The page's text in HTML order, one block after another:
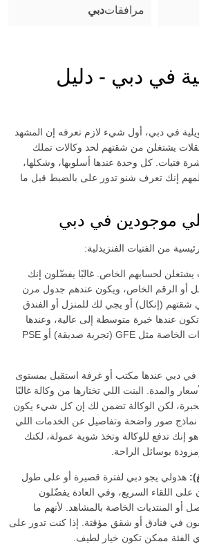
في دبي - دليل
في دبي، أول شيء لازم تعرفه إن المشهد
يشتغلن من شقتهم لحد وكالات تملك
فتيات. كل وحدة عندها أسلوبها، وشكلها،
إنك تعرف شنو تدور على بالضبط قبل ما
موجودين في دبي
من الفتيات الفنزيدلية:
يشتغلن لحسابهم الخاص. غالبًا يفضّلون إنك
أو الرقم الخاص، ويكون عندهم جدول مرن
شقتهم (إنكال) أو يجي لك للمنزل أو الفندق
عندها خبرة متوسطة إلى عالية، وعندها
مرونة أكبر بخصوص الطلبات الخاصة مثل GFE (تجربة صديقة) أو PSE
في دبي عندها مكتب أو غرفة استقبل بمستوى
والمدة. البنت اللي تختارها من وكالة غالبًا
لكن الوكالة تضمن لك إن كل شيء يكون
نماذج صور واضحة وتفاصيل عن الخدمات اللي
إنك تدفع للوكالة وتخذ شوية عمولة، لكنك
بوسائل الراحة.
هذولي يجو دبي لفترة قصيرة أو على طول
على اللقاء السريع، وفي العادة يفضّلون
أو المنتديات الخاصة بالمشاهد. لأنهم ما
في فنادق أو شقق مؤقتة. إذا كنت تدور على
الفئة ممكن تكون خيار لطيف.
مرافقاتدبي